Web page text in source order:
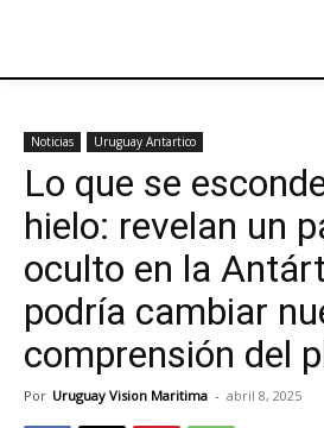
Noticias Uruguay Antartico
Lo que se
hielo: revelan un
oculto en la
podría cambiar
comprensión del
Por Uruguay Vision Maritima - abril 8, 2025